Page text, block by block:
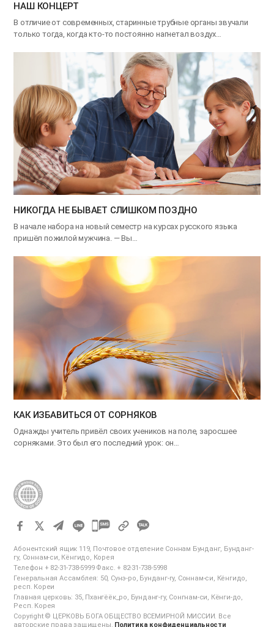
НАШ КОНЦЕРТ
В отличие от современных, старинные трубные органы звучали
только тогда, когда кто-то постоянно нагнетал воздух…
НИКОГДА НЕ БЫВАЕТ СЛИШКОМ ПОЗДНО
В начале набора на новый семестр на курсах русского языка
пришёл пожилой мужчина. — Вы…
КАК ИЗБАВИТЬСЯ ОТ СОРНЯКОВ
Однажды учитель привёл своих учеников на поле, заросшее
сорняками. Это был его последний урок: он…
카
오
톡
공
유
하
Абонентский ящик 119, Почтовое отделение Соннам Бунданг, Бунданг-
гу, Соннам-си, Кёнгидо, Корея
Телефон + 82-31-738-5999 Факс. + 82-31-738-5998
Генеральная Ассамблея: 50, Сунэ-ро, Бунданг-гу, Соннам-си, Кёнгидо,
респ. Кореи
Главная церковь: 35, Пхангёёк_ро, Бунданг-гу, Сонгнам-си, Кёнги-до,
Респ. Корея
Copyright © ЦЕРКОВЬ БОГА ОБЩЕСТВО ВСЕМИРНОЙ МИССИИ. Все
авторские права защищены. Политика конфиденциальности